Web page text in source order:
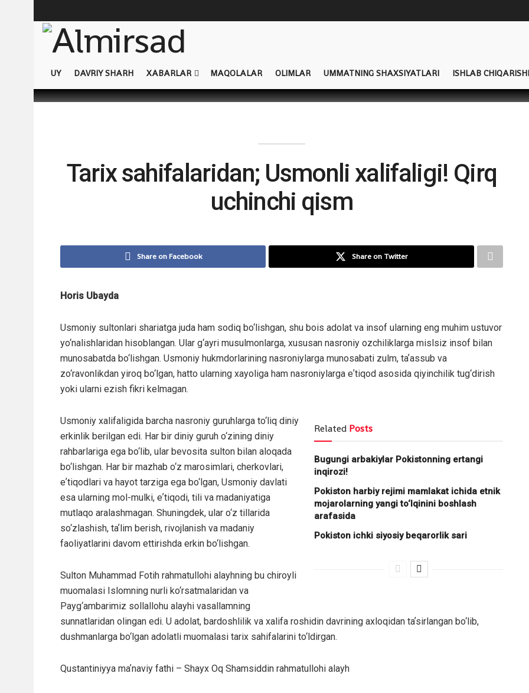
UY DAVRIY SHARH XABARLAR MAQOLALAR OLIMLAR UMMATNING SHAXSIYATLARI ISHLAB
Tarix sahifalaridan; Usmonli xalifaligi! Qirq
uchinchi qism
Share on Facebook Share on Twitter
Horis Ubayda
Usmoniy sultonlari shariatga juda ham sodiq bo‘lishgan, shu bois adolat va insof ularning eng muhim ustuvor
yo‘nalishlaridan hisoblangan. Ular g‘ayri musulmonlarga, xususan nasroniy ozchiliklarga mislsiz insof bilan
munosabatda bo‘lishgan. Usmoniy hukmdorlarining nasroniylarga munosabati zulm, taʼassub va
zo‘ravonlikdan yiroq bo‘lgan, hatto ularning xayoliga ham nasroniylarga eʼtiqod asosida qiyinchilik tug‘dirish
yoki ularni ezish fikri kelmagan.
Related Posts
Bugungi arbakiylar Pokistonning ertangi
inqirozi!
Pokiston harbiy rejimi mamlakat ichida etnik
mojarolarning yangi to‘lqinini boshlash
arafasida
Pokiston ichki siyosiy beqarorlik sari
Usmoniy xalifaligida barcha nasroniy guruhlarga to‘liq diniy
erkinlik berilgan edi. Har bir diniy guruh o‘zining diniy
rahbarlariga ega bo‘lib, ular bevosita sulton bilan aloqada
bo‘lishgan. Har bir mazhab o‘z marosimlari, cherkovlari,
eʼtiqodlari va hayot tarziga ega bo‘lgan, Usmoniy davlati
esa ularning mol-mulki, eʼtiqodi, tili va madaniyatiga
mutlaqo aralashmagan. Shuningdek, ular o‘z tillarida
so‘zlashish, taʼlim berish, rivojlanish va madaniy
faoliyatlarini davom ettirishda erkin bo‘lishgan.
Sulton Muhammad Fotih rahmatullohi alayhning bu chiroyli
muomalasi Islomning nurli ko‘rsatmalaridan va
Payg‘ambarimiz sollallohu alayhi vasallamning
sunnatlaridan olingan edi. U adolat, bardoshlilik va xalifa roshidin davrining axloqidan taʼsirlangan bo‘lib,
dushmanlarga bo‘lgan adolatli muomalasi tarix sahifalarini to‘ldirgan.
Qustantiniyya maʼnaviy fathi – Shayx Oq Shamsiddin rahmatullohi alayh